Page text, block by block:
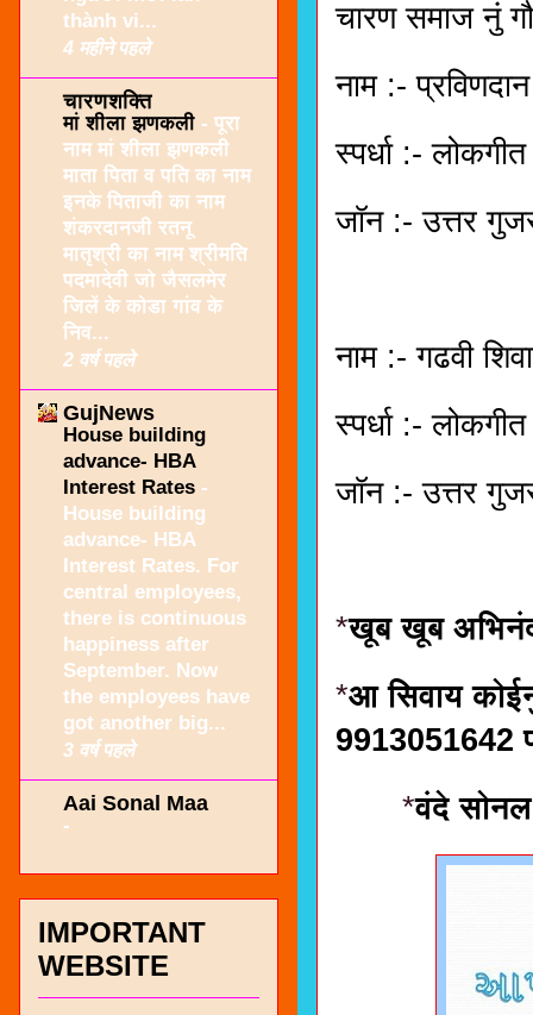
चारण समाज नुं
नाम :-
स्पर्धा :-
जॉन :- उत्तर
नाम :- गढवी
स्पर्धा :-
जॉन :- उत्तर
*खूब खूब
*आ सिवाय
9913051642
*वंदे
thành vi...
4 महीने पहले
चारणशक्ति
मां शीला झणकली - पूरा
नाम मां शीला झणकली
माता पिता व पति का नाम
इनके पिताजी का नाम
शंकरदानजी रतनू
मातृश्री का नाम श्रीमति
पदमादेवी जो जैसलमेर
जिलें के कोडा गांव के
निव...
2 वर्ष पहले
GujNews
House building
advance- HBA
Interest Rates -
House building
advance- HBA
Interest Rates. For
central employees,
there is continuous
happiness after
September. Now
the employees have
got another big...
3 वर्ष पहले
Aai Sonal Maa
-
IMPORTANT
WEBSITE